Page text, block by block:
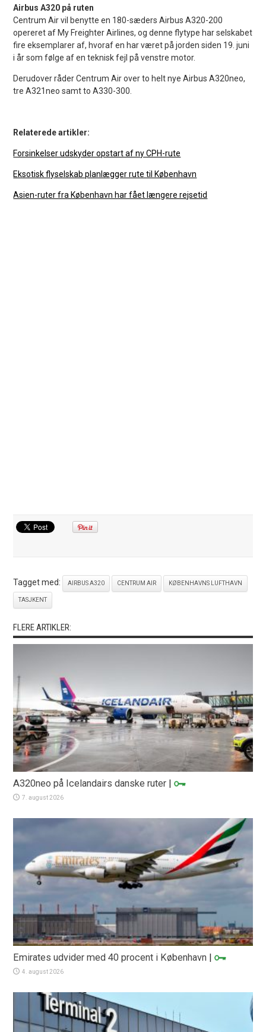
Airbus A320 på ruten
Centrum Air vil benytte en 180-sæders Airbus A320-200
opereret af My Freighter Airlines, og denne flytype har selskabet
fire eksemplarer af, hvoraf en har været på jorden siden 19. juni
i år som følge af en teknisk fejl på venstre motor.
Derudover råder Centrum Air over to helt nye Airbus A320neo,
tre A321neo samt to A330-300.
Relaterede artikler:
Forsinkelser udskyder opstart af ny CPH-rute
Eksotisk flyselskab planlægger rute til København
Asien-ruter fra København har fået længere rejsetid
Tagget med: AIRBUS A320 CENTRUM AIR KØBENHAVNS LUFTHAVN
TASJKENT
FLERE ARTIKLER:
A320neo på Icelandairs danske ruter |
7. august 2026
Emirates udvider med 40 procent i København |
4. august 2026